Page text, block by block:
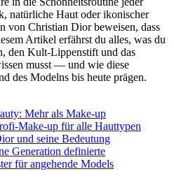
natürliche Haut oder ikonischer
Christian Dior beweisen, dass
Artikel erfährst du alles, was du
den Kult-Lippenstift und das
musst — und wie diese
des Modelns bis heute prägen.
Mehr als Make-up
Make-up für alle Hauttypen
und seine Bedeutung
Generation definierte
für angehende Models